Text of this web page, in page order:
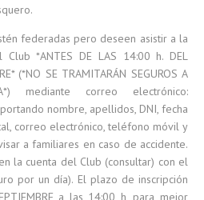
federadas pero deseen asistir a la
*ANTES DE LAS 14:00 h. DEL
(*NO SE TRAMITARÁN SEGUROS A
mediante correo electrónico:
nombre, apellidos, DNI, fecha
correo electrónico, teléfono móvil y
a familiares en caso de accidente.
la cuenta del Club (consultar) con el
por un día). El plazo de inscripción
a las 14:00 h, para mejor